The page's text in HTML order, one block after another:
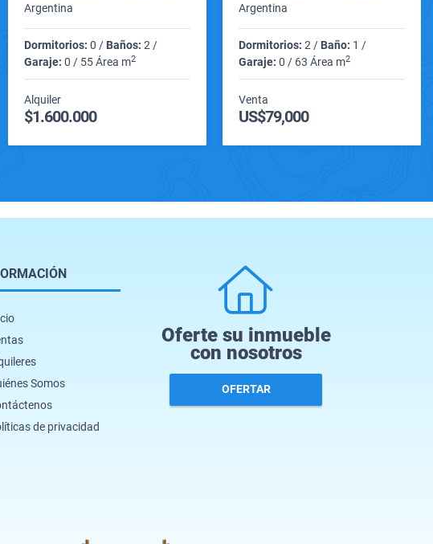
Argentina
Dormitorios: 0 / Baños: 2 /
Garaje: 0 / 55 Área m2
Alquiler
$1.600.000
Argentina
Dormitorios: 2 / Baño: 1 /
Garaje: 0 / 63 Área m2
Venta
US$79,000
Somos
de privacidad
Oferte su inmueble
con nosotros
OFERTAR